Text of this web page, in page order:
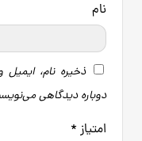
ذخیره نام،
دوباره دیدگاهی
امتیاز *